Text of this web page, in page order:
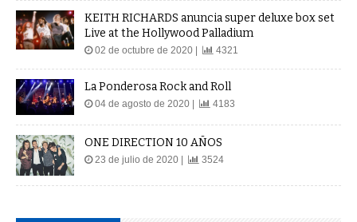
KEITH RICHARDS anuncia super deluxe box set
Live at the Hollywood Palladium
02 de octubre de 2020 | 4321
La Ponderosa Rock and Roll
04 de agosto de 2020 | 4183
ONE DIRECTION 10 AÑOS
23 de julio de 2020 | 3524